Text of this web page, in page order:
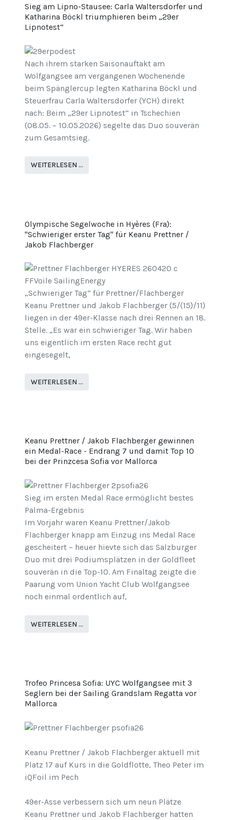
Sieg am Lipno-Stausee: Carla Waltersdorfer und
Katharina Böckl triumphieren beim „29er
Lipnotest“
Nach ihrem starken Saisonauftakt am
Wolfgangsee am vergangenen Wochenende
beim Spänglercup legten Katharina Böckl und
Steuerfrau Carla Waltersdorfer (YCH) direkt
nach: Beim „29er Lipnotest“ in Tschechien
(08.05. – 10.05.2026) segelte das Duo souverän
zum Gesamtsieg.
WEITERLESEN …
Olympische Segelwoche in Hyères (Fra):
"Schwieriger erster Tag" für Keanu Prettner /
Jakob Flachberger
„Schwieriger Tag“ für Prettner/Flachberger
Keanu Prettner und Jakob Flachberger (5/(15)/11)
liegen in der 49er-Klasse nach drei Rennen an 18.
Stelle. „Es war ein schwieriger Tag. Wir haben
uns eigentlich im ersten Race recht gut
eingesegelt,
WEITERLESEN …
Keanu Prettner / Jakob Flachberger gewinnen
ein Medal-Race - Endrang 7 und damit Top 10
bei der Prinzcesa Sofia vor Mallorca
Sieg im ersten Medal Race ermöglicht bestes
Palma-Ergebnis
Im Vorjahr waren Keanu Prettner/Jakob
Flachberger knapp am Einzug ins Medal Race
gescheitert – heuer hievte sich das Salzburger
Duo mit drei Podiumsplätzen in der Goldfleet
souverän in die Top-10. Am Finaltag zeigte die
Paarung vom Union Yacht Club Wolfgangsee
noch einmal ordentlich auf,
WEITERLESEN …
Trofeo Princesa Sofia: UYC Wolfgangsee mit 3
Seglern bei der Sailing Grandslam Regatta vor
Mallorca
Keanu Prettner / Jakob Flachberger aktuell mit
Platz 17 auf Kurs in die Goldflotte, Theo Peter im
iQFoil im Pech
49er-Asse verbessern sich um neun Plätze
Keanu Prettner und Jakob Flachberger hatten